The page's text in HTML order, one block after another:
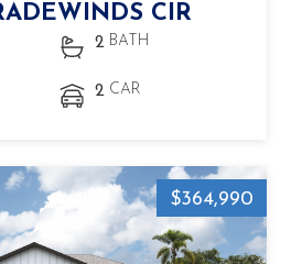
CIR
2 BATH
2 CAR
$364,990